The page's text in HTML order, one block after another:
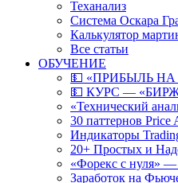
Теханализ
Система Оскара
Калькулятор
Все статьи
ОБУЧЕНИЕ
💵 «ПРИБЫЛЬ НА
💵 КУРС —
«Технический
30 паттернов
Индикаторы
20+ Простых и
«Форекс с нуля»
Заработок на